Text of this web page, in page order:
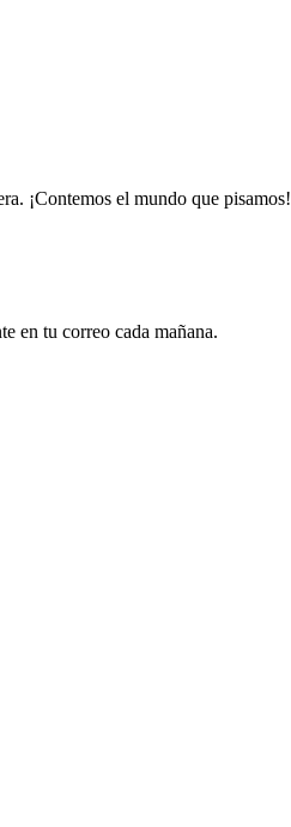
¡Contemos el mundo que pisamos!
en tu correo cada mañana.